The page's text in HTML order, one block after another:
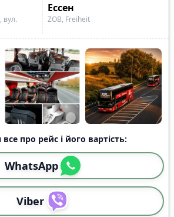
Ессен
вул.
ZOB, Freiheit
все про рейс і його вартість:
WhatsApp
Viber